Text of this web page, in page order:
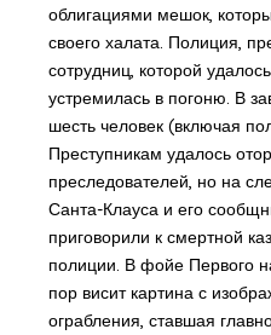
облигациями мешок,
своего халата. Полиция,
сотрудниц, которой
устремилась в погоню. В
шесть человек (включая
Преступникам удалось
преследователей, но на
Санта-Клауса и его
приговорили к смертной
полиции. В фойе Первого
пор висит картина с
ограбления, ставшая